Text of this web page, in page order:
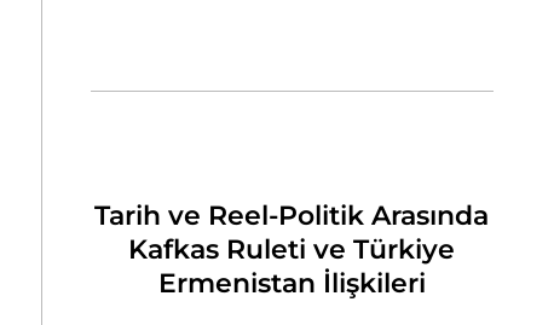
Tarih ve Reel-Politik Arasında
Kafkas Ruleti ve Türkiye
Ermenistan İlişkileri